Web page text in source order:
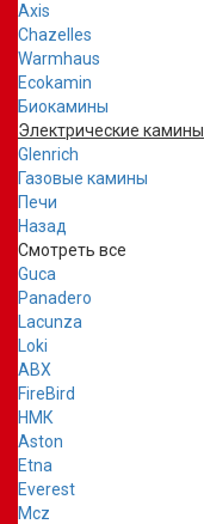
Axis
Chazelles
Warmhaus
Ecokamin
Биокамины
Электрические камины
Glenrich
Газовые камины
Печи
Назад
Смотреть все
Guca
Panadero
Lacunza
Loki
ABX
FireBird
НМК
Aston
Etna
Everest
Mcz